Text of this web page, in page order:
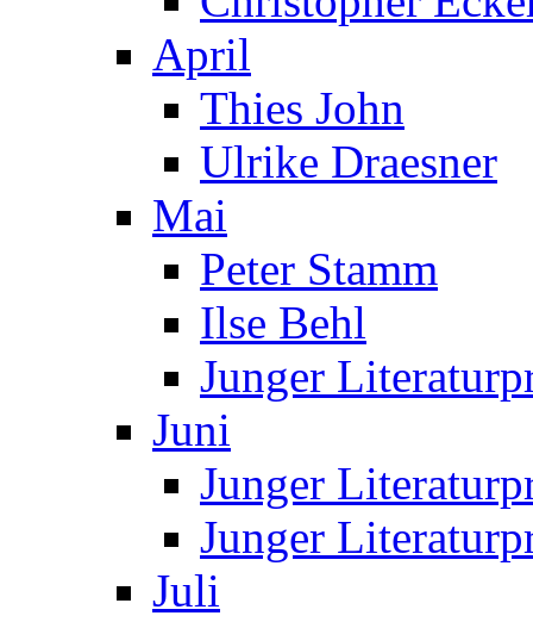
April
Thies John
Ulrike Draesner
Mai
Peter Stamm
Ilse Behl
Junger
Juni
Junger
Junger
Juli